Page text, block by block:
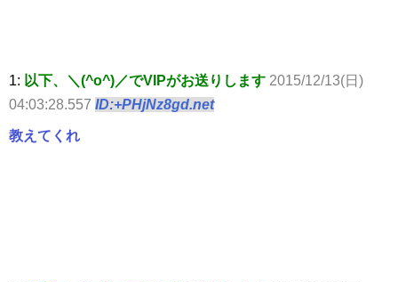
1: 以下、＼(^o^)／でVIPがお送りします 2015/12/13(日)
04:03:28.557 ID:+PHjNz8gd.net
教えてくれ